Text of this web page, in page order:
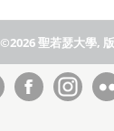
©2026 聖若瑟大學,